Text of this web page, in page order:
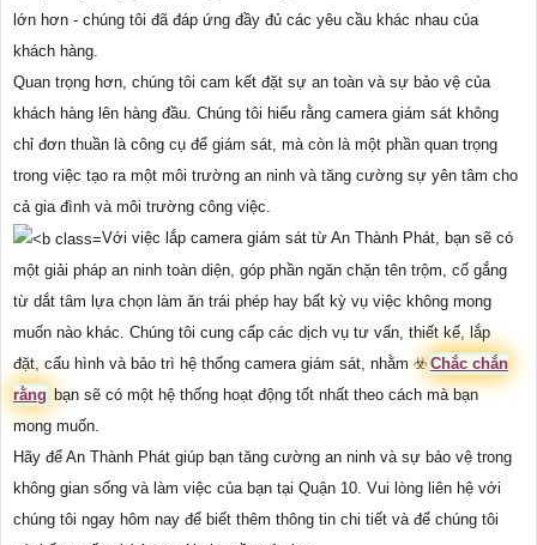
lớn hơn - chúng tôi đã đáp ứng đầy đủ các yêu cầu khác nhau của
khách hàng.
Quan trọng hơn, chúng tôi cam kết đặt sự an toàn và sự bảo vệ của
khách hàng lên hàng đầu. Chúng tôi hiểu rằng camera giám sát không
chỉ đơn thuần là công cụ để giám sát, mà còn là một phần quan trọng
trong việc tạo ra một môi trường an ninh và tăng cường sự yên tâm cho
cả gia đình và môi trường công việc.
Với việc lắp camera giám sát từ An Thành Phát, bạn sẽ có
một giải pháp an ninh toàn diện, góp phần ngăn chặn tên trộm, cố gắng
từ dắt tâm lựa chọn làm ăn trái phép hay bất kỳ vụ việc không mong
muốn nào khác. Chúng tôi cung cấp các dịch vụ tư vấn, thiết kế, lắp
đặt, cấu hình và bảo trì hệ thống camera giám sát, nhằm ☣️ Chắc chắn
rằng bạn sẽ có một hệ thống hoạt động tốt nhất theo cách mà bạn
mong muốn.
Hãy để An Thành Phát giúp bạn tăng cường an ninh và sự bảo vệ trong
không gian sống và làm việc của bạn tại Quận 10. Vui lòng liên hệ với
chúng tôi ngay hôm nay để biết thêm thông tin chi tiết và để chúng tôi